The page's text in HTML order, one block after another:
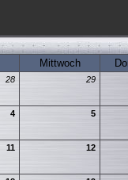
Mittwoch
28 29
4 5
11 12